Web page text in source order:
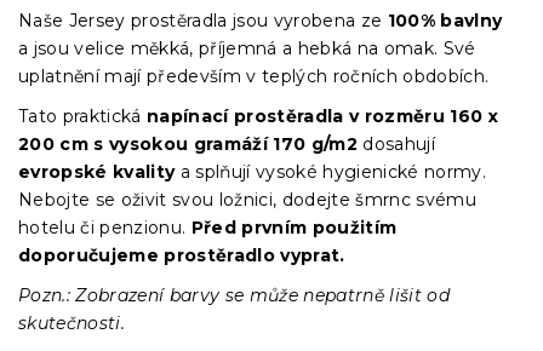
Naše Jersey prostěradla jsou vyrobena ze 100% bavlny
a jsou velice měkká, příjemná a hebká na omak. Své
uplatnění mají především v teplých ročních obdobích.
Tato praktická napínací prostěradla v rozměru 160 x
200 cm s vysokou gramáží 170 g/m2 dosahují
evropské kvalitya splňují vysoké hygienické normy.
Nebojte se oživit svou ložnici, dodejte šmrnc svému
hotelu či penzionu. Před prvním použitím
doporučujeme prostěradlo vyprat.
Pozn.: Zobrazení barvy se může nepatrně lišit od
skutečnosti.